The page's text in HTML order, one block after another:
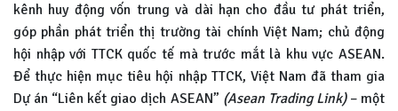
kênh huy động vốn trung và dài hạn cho đầu tư phát triển,
góp phần phát triển thị trường tài chính Việt Nam; chủ động
hội nhập với TTCK quốc tế mà trước mắt là khu vực ASEAN.
Để thực hiện mục tiêu hội nhập TTCK, Việt Nam đã tham gia
Dự án “Liên kết giao dịch ASEAN” (Asean Trading Link)– một